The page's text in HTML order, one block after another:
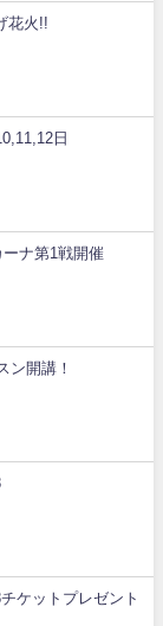
げ花火!!
日
ナ第1戦開催
ン開講！
ケットプレゼント